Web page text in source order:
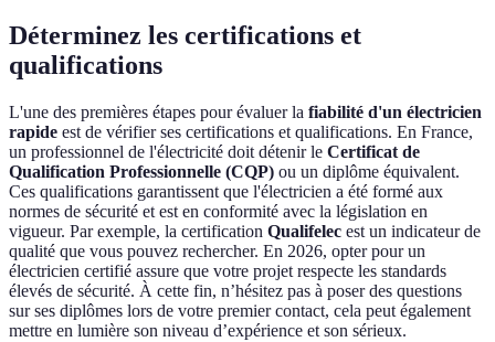
Déterminez les certifications et
qualifications
L'une des premières étapes pour évaluer la fiabilité d'un électricien
rapide est de vérifier ses certifications et qualifications. En France,
un professionnel de l'électricité doit détenir le Certificat de
Qualification Professionnelle (CQP) ou un diplôme équivalent.
Ces qualifications garantissent que l'électricien a été formé aux
normes de sécurité et est en conformité avec la législation en
vigueur. Par exemple, la certification Qualifelec est un indicateur de
qualité que vous pouvez rechercher. En 2026, opter pour un
électricien certifié assure que votre projet respecte les standards
élevés de sécurité. À cette fin, n’hésitez pas à poser des questions
sur ses diplômes lors de votre premier contact, cela peut également
mettre en lumière son niveau d’expérience et son sérieux.